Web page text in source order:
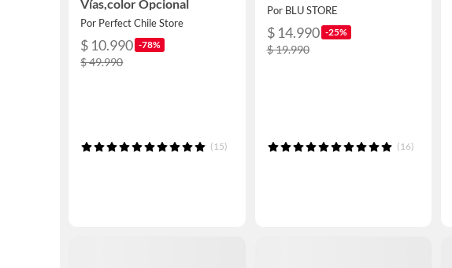
Vías,color Opcional
Por Perfect Chile Store
$ 10.990 -78%
$ 49.990
(15)
Por BLU STORE
$ 14.990 -25%
$ 19.990
(16)